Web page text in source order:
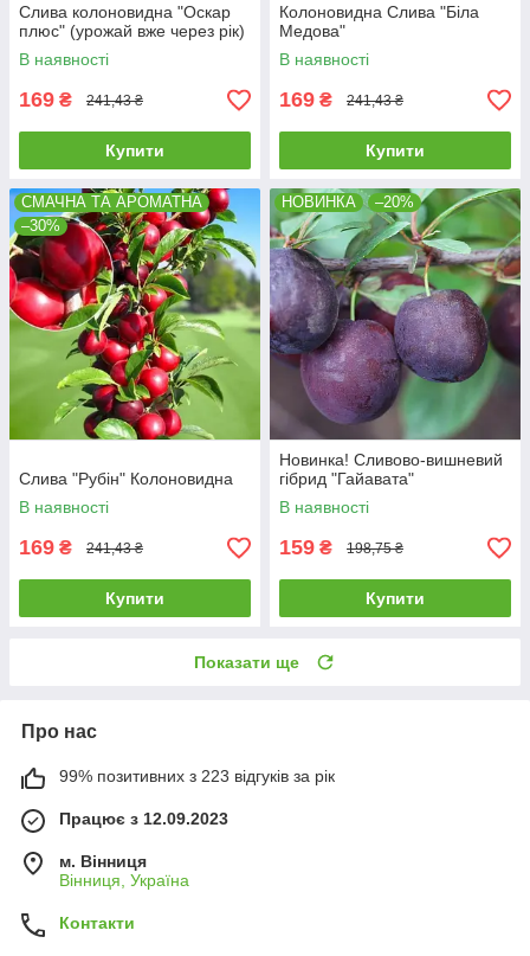
Слива колоновидна "Оскар
плюс" (урожай вже через рік)
В наявності
169 ₴ 241,43 ₴
Купити
Колоновидна Слива "Біла
Медова"
В наявності
169 ₴ 241,43 ₴
Купити
СМАЧНА ТА АРОМАТНА
–30%
Слива "Рубін" Колоновидна
В наявності
169 ₴ 241,43 ₴
Купити
НОВИНКА –20%
Новинка! Сливово-вишневий
гібрид "Гайавата"
В наявності
159 ₴ 198,75 ₴
Купити
Показати ще
Про нас
99% позитивних з 223 відгуків за рік
Працює з 12.09.2023
м. Вінниця
Вінниця, Україна
Контакти